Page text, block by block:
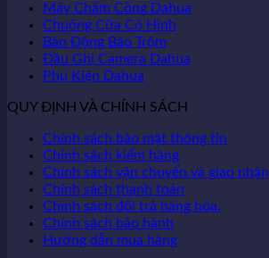
Máy Chấm Công Dahua
Chuông Cửa Có Hình
Báo Động Báo Trộm
Đầu Ghi Camera Dahua
Phụ Kiện Dahua
QUY ĐỊNH VÀ CHÍNH SÁCH
Chính sách bảo mật thông tin
Chính sách kiểm hàng
Chính sách vận chuyển và giao nhận
Chính sách thanh toán
Chính sách đổi trả hàng hóa.
Chính sách bảo hành
Hướng dẫn mua hàng